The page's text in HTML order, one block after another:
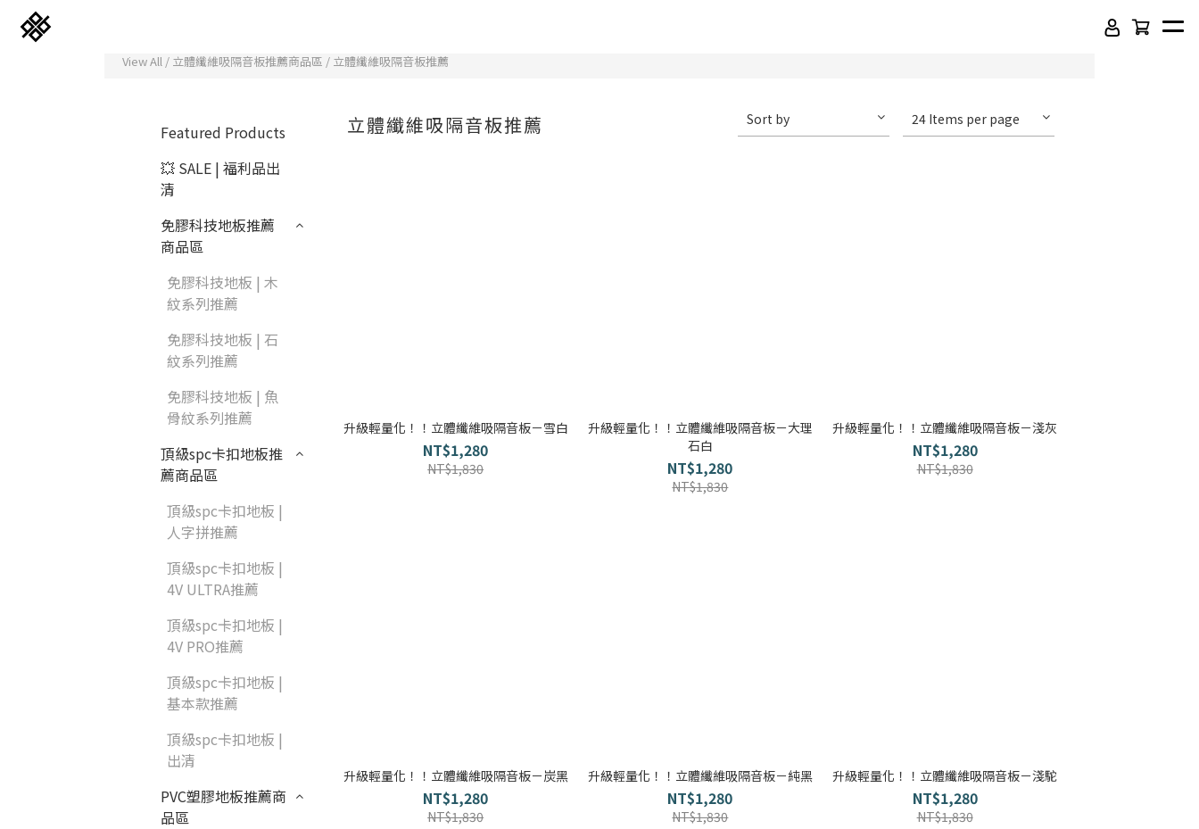
免膠科技木紋地板
立體纖維吸隔音板
紐西蘭羊毛地毯 科技地毯
嬰幼兒爬爬地墊
居家改色貼膜
部落格首頁
超耐磨木地板知識
浴室防止滑
View All / 立體纖維吸隔音板推薦商品區 / 立體纖維吸隔音板推薦
Featured Products
💥 SALE | 福利品出
清
免膠科技地板推薦
商品區
免膠科技地板 | 木
紋系列推薦
免膠科技地板 | 石
紋系列推薦
免膠科技地板 | 魚
骨紋系列推薦
頂級spc卡扣地板推
薦商品區
頂級spc卡扣地板 |
人字拼推薦
頂級spc卡扣地板 |
4V ULTRA推薦
頂級spc卡扣地板 |
4V PRO推薦
頂級spc卡扣地板 |
基本款推薦
頂級spc卡扣地板 |
出清
PVC塑膠地板推薦商
品區
立體纖維吸隔音板推薦 Sort by 24 Items per page
升級輕量化！！立體纖維吸隔音板－雪白
NT$1,280
NT$1,830
升級輕量化！！立體纖維吸隔音板－大理
石白
NT$1,280
NT$1,830
升級輕量化！！立體纖維吸隔音板－淺灰
NT$1,280
NT$1,830
升級輕量化！！立體纖維吸隔音板－炭黑
NT$1,280
NT$1,830
升級輕量化！！立體纖維吸隔音板－純黑
NT$1,280
NT$1,830
升級輕量化！！立體纖維吸隔音板－淺駝
NT$1,280
NT$1,830